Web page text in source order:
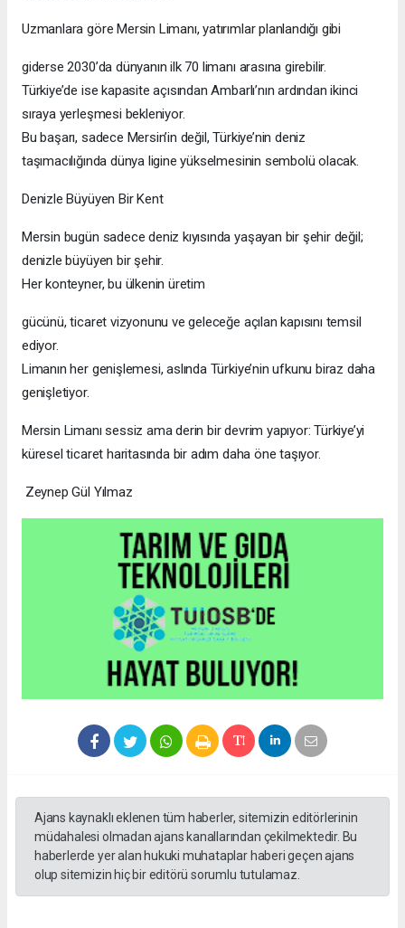
Uzmanlara göre Mersin Limanı, yatırımlar planlandığı gibi
giderse 2030’da dünyanın ilk 70 limanı arasına girebilir.
Türkiye’de ise kapasite açısından Ambarlı’nın ardından ikinci
sıraya yerleşmesi bekleniyor.
Bu başarı, sadece Mersin’in değil, Türkiye’nin deniz
taşımacılığında dünya ligine yükselmesinin sembolü olacak.
Denizle Büyüyen Bir Kent
Mersin bugün sadece deniz kıyısında yaşayan bir şehir değil;
denizle büyüyen bir şehir.
Her konteyner, bu ülkenin üretim
gücünü, ticaret vizyonunu ve geleceğe açılan kapısını temsil
ediyor.
Limanın her genişlemesi, aslında Türkiye’nin ufkunu biraz daha
genişletiyor.
Mersin Limanı sessiz ama derin bir devrim yapıyor: Türkiye’yi
küresel ticaret haritasında bir adım daha öne taşıyor.
Zeynep Gül Yılmaz
Ajans kaynaklı eklenen tüm haberler, sitemizin editörlerinin
müdahalesi olmadan ajans kanallarından çekilmektedir. Bu
haberlerde yer alan hukuki muhataplar haberi geçen ajans
olup sitemizin hiç bir editörü sorumlu tutulamaz.